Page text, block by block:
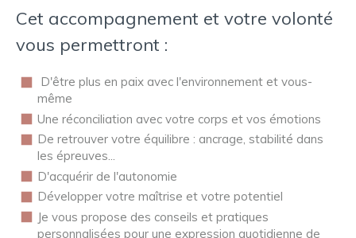
Cet accompagnement et votre volonté
vous permettront :
D'être plus en paix avec l'environnement et vous-
même
Une réconciliation avec votre corps et vos émotions
De retrouver votre équilibre : ancrage, stabilité dans
les épreuves...
D'acquérir de l'autonomie
Développer votre maîtrise et votre potentiel
Je vous propose des conseils et pratiques
personnalisées pour une expression quotidienne de